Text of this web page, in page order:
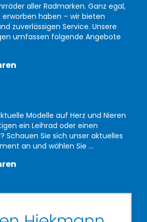
aller Radmarken. Ganz egal,
erworben haben – wir bieten
zuverlässigen Service. Unsere
umfassen folgende Angebote
Modelle auf Herz und Nieren
ein Leihrad oder einen
Schauen Sie sich unser aktuelles
an und wählen Sie ...